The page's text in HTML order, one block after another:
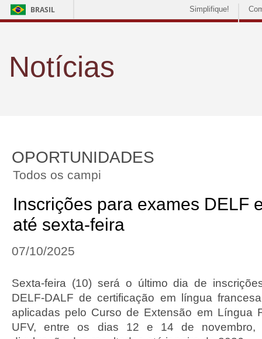
BRASIL Simplifique!
Notícias
OPORTUNIDADES
Todos os campi
Inscrições para exames DELF
até sexta-feira
07/10/2025
Sexta-feira (10) será o último dia de
DELF-DALF de certificação em língua
aplicadas pelo Curso de Extensão em Língua
UFV, entre os dias 12 e 14 de novembro,